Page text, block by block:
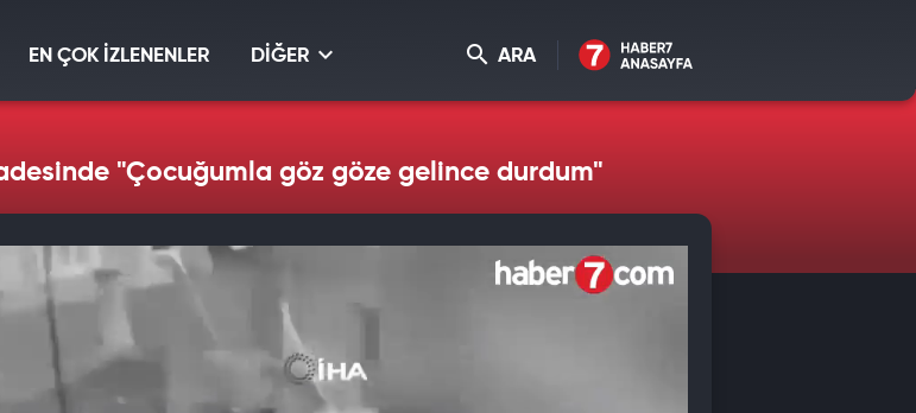
EN ÇOK İZLENENLER DİĞER ARA
"Çocuğumla göz göze gelince durdum"